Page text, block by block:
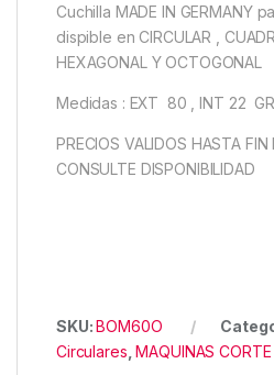
Cuchilla MADE IN GERMANY
dispible en CIRCULAR ,
HEXAGONAL Y OCTOGONAL
Medidas : EXT 80 , INT 22
PRECIOS VALIDOS HASTA FIN
CONSULTE DISPONIBILIDAD
SKU:BOM60O
Circulares ,MAQUINAS